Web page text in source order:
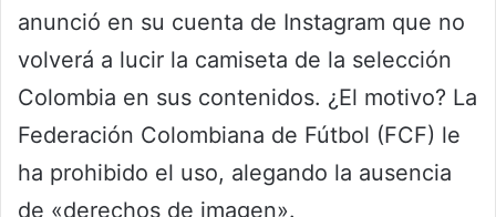
anunció en su cuenta de Instagram que no
volverá a lucir la camiseta de la selección
Colombia en sus contenidos. ¿El motivo? La
Federación Colombiana de Fútbol (FCF) le
ha prohibido el uso, alegando la ausencia
de «derechos de imagen».